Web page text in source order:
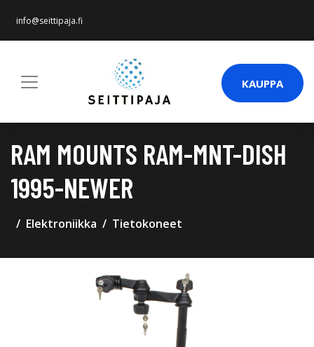
info@seittipaja.fi
KAUPPA
RAM MOUNTS RAM-MNT-DISH
1995-NEWER
Elektroniikka Tietokoneet